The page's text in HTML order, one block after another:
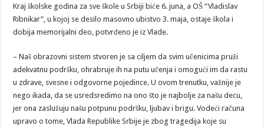
Kraj školske godina za sve škole u Srbiji biće 6. juna, a OŠ “Vladislav
Ribnikar”, u kojoj se desilo masovno ubistvo 3. maja, ostaje škola i
dobija memorijalni deo, potvrđeno je iz Vlade.
– Naš obrazovni sistem stvoren je sa ciljem da svim učenicima pruži
adekvatnu podršku, ohrabruje ih na putu učenja i omogući im da rastu
u zdrave, svesne i odgovorne pojedince. U ovom trenutku, važnije je
nego ikada, da se usredsredimo na ono što je najbolje za našu decu,
jer ona zaslužuju našu potpunu podršku, ljubav i brigu. Vodeći računa
upravo o tome, Vlada Republike Srbije je zbog tragedija koje su